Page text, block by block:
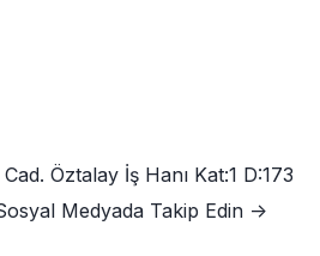
Öztalay İş Hanı Kat:1 D:173
Medyada Takip Edin ->